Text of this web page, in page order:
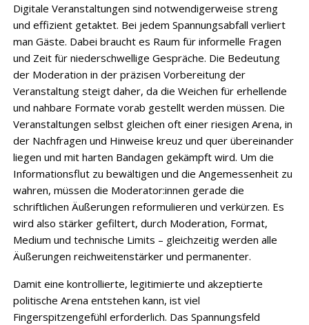
Digitale Veranstaltungen sind notwendigerweise streng
und effizient getaktet. Bei jedem Spannungsabfall verliert
man Gäste. Dabei braucht es Raum für informelle Fragen
und Zeit für niederschwellige Gespräche. Die Bedeutung
der Moderation in der präzisen Vorbereitung der
Veranstaltung steigt daher, da die Weichen für erhellende
und nahbare Formate vorab gestellt werden müssen. Die
Veranstaltungen selbst gleichen oft einer riesigen Arena, in
der Nachfragen und Hinweise kreuz und quer übereinander
liegen und mit harten Bandagen gekämpft wird. Um die
Informationsflut zu bewältigen und die Angemessenheit zu
wahren, müssen die Moderator:innen gerade die
schriftlichen Äußerungen reformulieren und verkürzen. Es
wird also stärker gefiltert, durch Moderation, Format,
Medium und technische Limits – gleichzeitig werden alle
Äußerungen reichweitenstärker und permanenter.
Damit eine kontrollierte, legitimierte und akzeptierte
politische Arena entstehen kann, ist viel
Fingerspitzengefühl erforderlich. Das Spannungsfeld